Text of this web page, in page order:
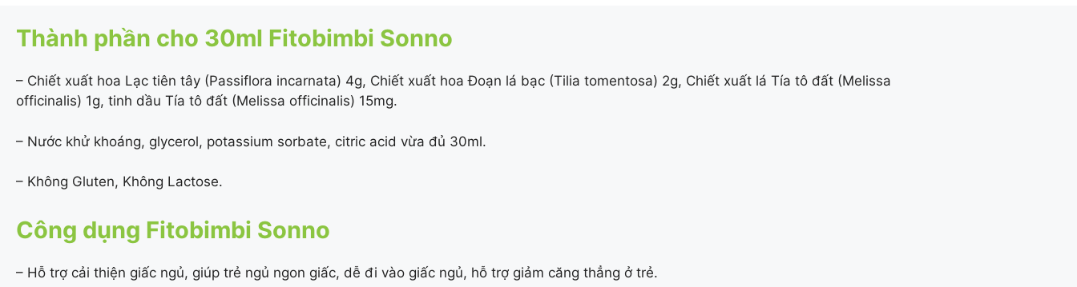
Thành phần cho 30ml Fitobimbi Sonno
– Chiết xuất hoa Lạc tiên tây (Passiflora incarnata) 4g, Chiết xuất hoa Đoạn lá bạc (Tilia tomentosa) 2g, Chiết xuất lá Tía tô đất (Melissa
officinalis) 1g, tinh dầu Tía tô đất (Melissa officinalis) 15mg.
– Nước khử khoáng, glycerol, potassium sorbate, citric acid vừa đủ 30ml.
– Không Gluten, Không Lactose.
Công dụng Fitobimbi Sonno
– Hỗ trợ cải thiện giấc ngủ, giúp trẻ ngủ ngon giấc, dễ đi vào giấc ngủ, hỗ trợ giảm căng thẳng ở trẻ.